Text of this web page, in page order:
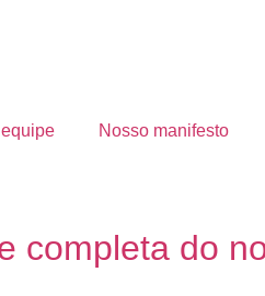
Nosso manifesto
completa do